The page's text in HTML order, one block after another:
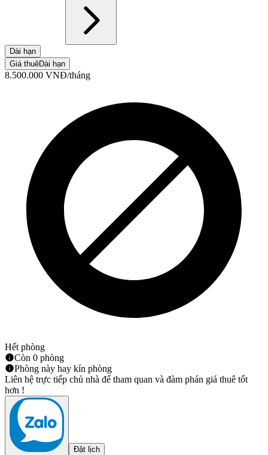
Dài hạn
Giá thuêDài hạn
8.500.000 VNĐ/tháng
Hết phòng
Còn 0 phòng
Phòng này hay kín phòng
Liên hệ trực tiếp chủ nhà để tham quan và đàm phán giá thuê tốt
hơn !
Đặt lịch